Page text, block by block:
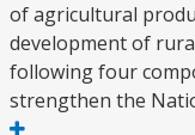
of agricultural
development of
following four
strengthen the